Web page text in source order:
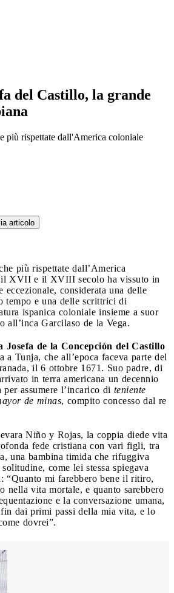
del Castillo, la grande
più rispettate dall'America coloniale
articolo
più rispettate dall’America
il XVII e il XVIII secolo ha vissuto in
eccezionale, considerata una delle
tempo e una delle scrittrici di
ispanica coloniale insieme a suor
all’inca Garcilaso de la Vega.
Josefa de la Concepción del Castillo
a Tunja, che all’epoca faceva parte del
il 6 ottobre 1671. Suo padre, di
in terra americana un decennio
assumere l’incarico di teniente
de minas, compito concesso dal re
Niño y Rojas, la coppia diede vita
fede cristiana con vari figli, tra
una bambina timida che rifuggiva
come lei stessa spiegava
“Quanto mi farebbero bene il ritiro,
nella vita mortale, e quanto sarebbero
e la conversazione umana,
dai primi passi della mia vita, e lo
dovrei”.